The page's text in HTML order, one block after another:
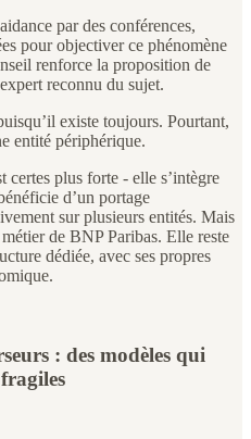
par des conférences,
pour objectiver ce phénomène
renforce la proposition de
reconnu du sujet.
existe toujours. Pourtant,
entité périphérique.
certes plus forte - elle s’intègre
d’un portage
sur plusieurs entités. Mais
de BNP Paribas. Elle reste
dédiée, avec ses propres
: des modèles qui